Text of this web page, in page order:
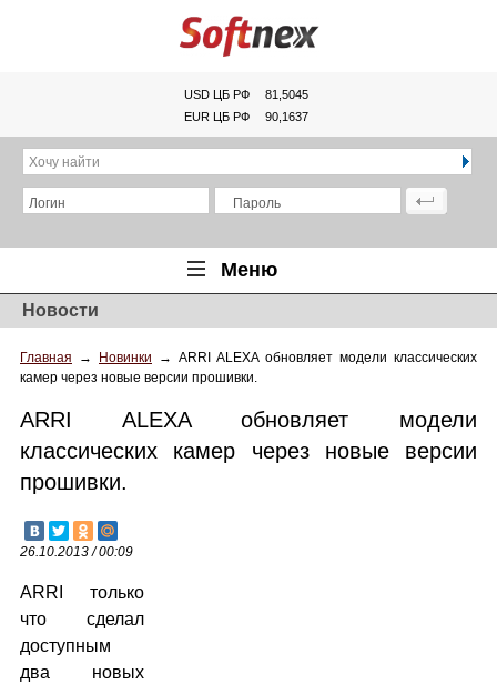
USD ЦБ РФ
81,5045
EUR ЦБ РФ
90,1637
Хочу найти
Логин Пароль
Меню
Главная
Обзоры
Новинки
Статьи
Новости
Главная → Новинки → ARRI ALEXA обновляет модели классических
камер через новые версии прошивки.
ARRI ALEXA обновляет модели
классических камер через новые версии
прошивки.
26.10.2013 / 00:09
ARRI только
что сделал
доступным
два новых